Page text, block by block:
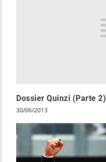
Dossier Quinzi (Parte 2)
30/06/2013